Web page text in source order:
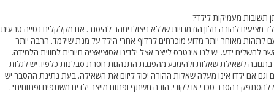
תשובות מעמיקות לילד?
להורה חלון הזדמנויות שללא ניצולו ימהר להיסגר. אם מקלקלים נטייה טבעית
לתהות מאוחר יותר מדוע מוכרחים לרדוף אחרי הילד על מנת שילמד. הרבה יותר
ידע. יש לנו אינטרס לייצר אצל ילדינו אסוציאציה חיובית לחווית הלמידה.
בתגובה לשאילת שאלות ולהימנע מהפגנת התנהגות חסרת סבלנות כלפיו. יש לגלות
וגם אם ילדו אינו מעלה שאלות ההורה יכול ליזום את השאילה. בעת נתינת ההסבר יש
להסתפק בהסבר טכני או לקוני. הורה משתף ופתוח מייצר ילדים משתפים ופתוחים".